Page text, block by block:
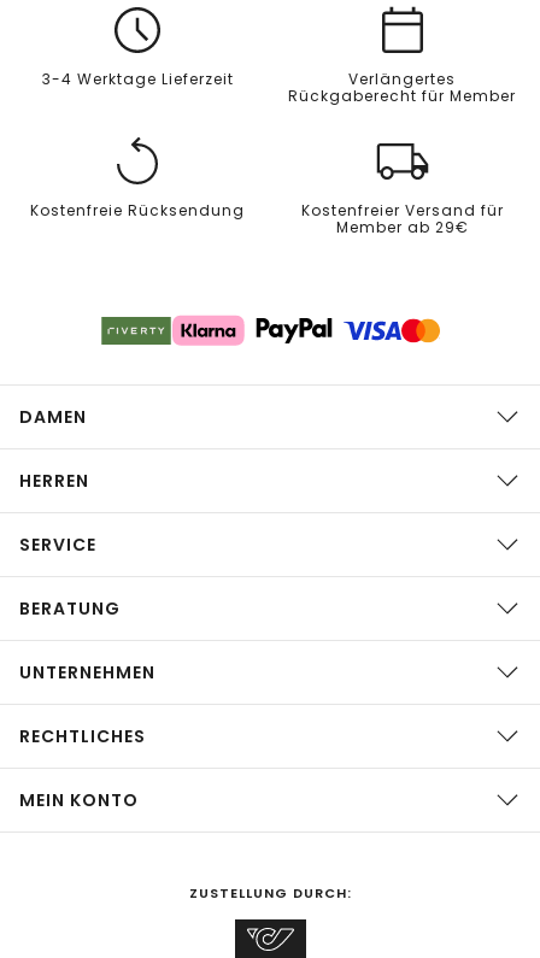
3-4 Werktage Lieferzeit
Verlängertes
Rückgaberecht für Member
Kostenfreie Rücksendung
Kostenfreier Versand für
Member ab 29€
DAMEN
HERREN
SERVICE
BERATUNG
UNTERNEHMEN
RECHTLICHES
MEIN KONTO
ZUSTELLUNG DURCH: